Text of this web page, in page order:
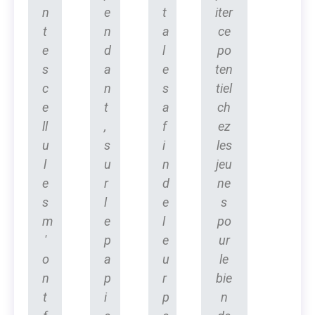
n
t
e
s
c
e
ll
u
l
e
s
m
'
o
n
t
e
n
d
a
n
t
,
s
u
r
l
e
p
a
p
i
t
a
l
e
s
a
f
i
n
d
e
l
e
u
r
p
iter
ce
po
ten
tiel
ch
ez
les
jeu
ne
s
po
ur
le
bie
n